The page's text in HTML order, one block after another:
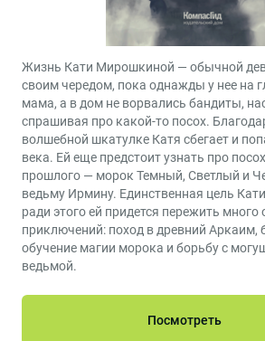
Жизнь Кати Мирошкиной — обычной
своим чередом, пока однажды у нее на
мама, а в дом не ворвались бандиты,
спрашивая про какой-то посох.
волшебной шкатулке Катя сбегает и
века. Ей еще предстоит узнать про
прошлого — морок Темный, Светлый и
ведьму Ирмину. Единственная цель
ради этого ей придется пережить много
приключений: поход в древний Аркаим,
обучение магии морока и борьбу с
ведьмой.
Посмотреть